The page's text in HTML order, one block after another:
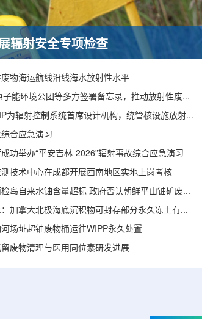
辐射安全专项检查
物海运航线沿线海水放射性水平
Clobot 携手韩国原子能环境公团等多方签署备忘录，推动放射性废物安全管理多机型机器人示范
Rosatom选定SNIIP为辐射控制系统首席设计机构，统管核设施放射仪表标准化与进口替代保障
合应急演习
功举办“平安吉林-2026”辐射事故综合应急演习
技术中心在成都开展西南地区实地上岗考核
韩国仁川强化郡西检岛自来水铀含量超标 政府否认朝鲜平山铀矿废水影响
碳同位素分析揭示：加拿大北极海底沉积物可封存部分永久冻土有机碳
场址超铀废物桶运往WIPP永久处置
废物清理与医用同位素研发进展